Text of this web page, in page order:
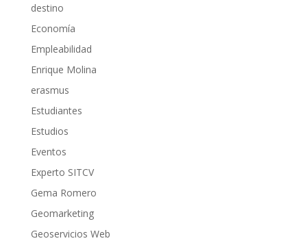
destino
Economía
Empleabilidad
Enrique Molina
erasmus
Estudiantes
Estudios
Eventos
Experto SITCV
Gema Romero
Geomarketing
Geoservicios Web